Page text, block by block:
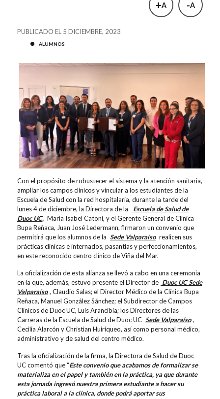
+A -A
PUBLICADO EL 5 DICIEMBRE, 2023
ALUMNOS
Con el propósito de robustecer el sistema y la atención sanitaria,
ampliar los campos clínicos y vincular a los estudiantes de la
Escuela de Salud con la red hospitalaria, durante la tarde del
lunes 4 de diciembre, la Directora de la
Escuela de Salud de
Duoc UC, María Isabel Catoni, y el Gerente General de Clínica
Bupa Reñaca, Juan José Ledermann, firmaron un convenio que
permitirá que los alumnos de la Sede Valparaíso realicen sus
prácticas clínicas e internados, pasantías y perfeccionamientos,
en este reconocido centro clínico de Viña del Mar.
La oficialización de esta alianza se llevó a cabo en una ceremonia
en la que, además, estuvo presente el Director de Duoc UC Sede
Valparaíso , Claudio Salas; el Director Médico de la Clínica Bupa
Reñaca, Manuel González Sánchez; el Subdirector de Campos
Clínicos de Duoc UC, Luis Arancibia; los Directores de las
Carreras de la Escuela de Salud de Duoc UC Sede Valparaíso ,
Cecilia Alarcón y Christian Huiriqueo, así como personal médico,
administrativo y de salud del centro médico.
Tras la oficialización de la firma, la Directora de Salud de Duoc
UC comentó que “Este convenio que acabamos de formalizar se
materializa en el papel y también en la práctica, ya que durante
esta jornada ingresó nuestra primera estudiante a hacer su
práctica laboral a la clínica, donde podrá aportar sus